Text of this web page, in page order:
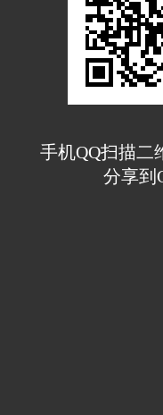
手机QQ扫描二
分享到